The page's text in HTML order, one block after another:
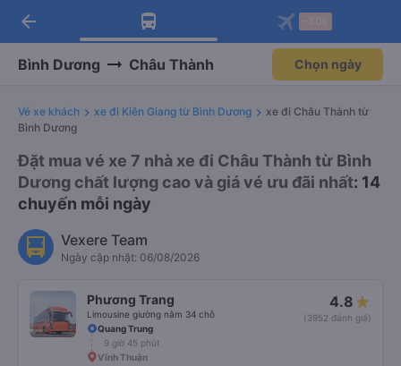
Tải app Vexere ngay!
Nhận ưu đãi thành viên độc
Mở app
Tải app Vexere
-30k/ghế khi đặt vé máy bay qua
Mở app
arrow_back
Bình Dương Châu Thành Chọn ngày
Vé xe khách xe đi Kiên Giang từ Bình Dương
xe đi Châu Thành từ
Bình Dương
Đặt mua vé xe 7 nhà xe đi Châu Thành từ Bình
Dương chất lượng cao và giá vé ưu đãi nhất: 14
chuyến mỗi ngày
Vexere Team
Ngày cập nhật: 06/08/2026
Phương Trang
Limousine giường nằm 34 chỗ
4.8
(3952 đánh giá)
Quang Trung
9 giờ 45 phút
Vĩnh Thuận